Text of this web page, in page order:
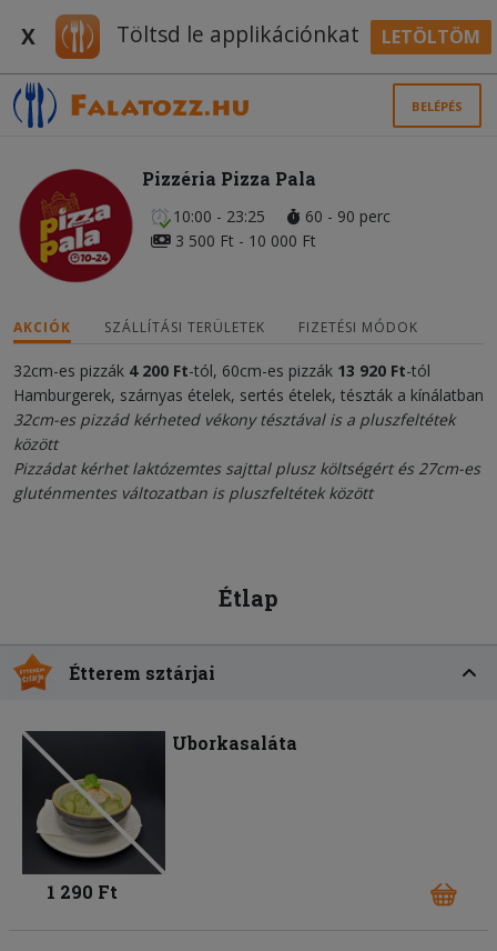
X Töltsd le applikációnkat LETÖLTÖM
BELÉPÉS
Pizzéria Pizza Pala
10:00 - 23:25
60 - 90 perc
3 500 Ft - 10 000 Ft
AKCIÓK SZÁLLÍTÁSI TERÜLETEK FIZETÉSI MÓDOK
32cm-es pizzák 4 200 Ft-tól, 60cm-es pizzák 13 920 Ft-tól
Hamburgerek, szárnyas ételek, sertés ételek, tészták a kínálatban
32cm-es pizzád kérheted vékony tésztával is a pluszfeltétek
között
Pizzádat kérhet laktózemtes sajttal plusz költségért és 27cm-es
gluténmentes változatban is pluszfeltétek között
Étlap
Étterem sztárjai
Uborkasaláta
1 290 Ft